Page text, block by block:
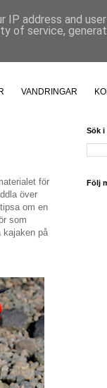
VANDRINGAR
för
över
om en
som
kajaken på
Sök i
Följ
IP address and
of service,